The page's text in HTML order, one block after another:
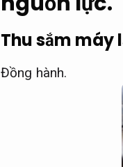
Thu sắm máy
Đồng hành.